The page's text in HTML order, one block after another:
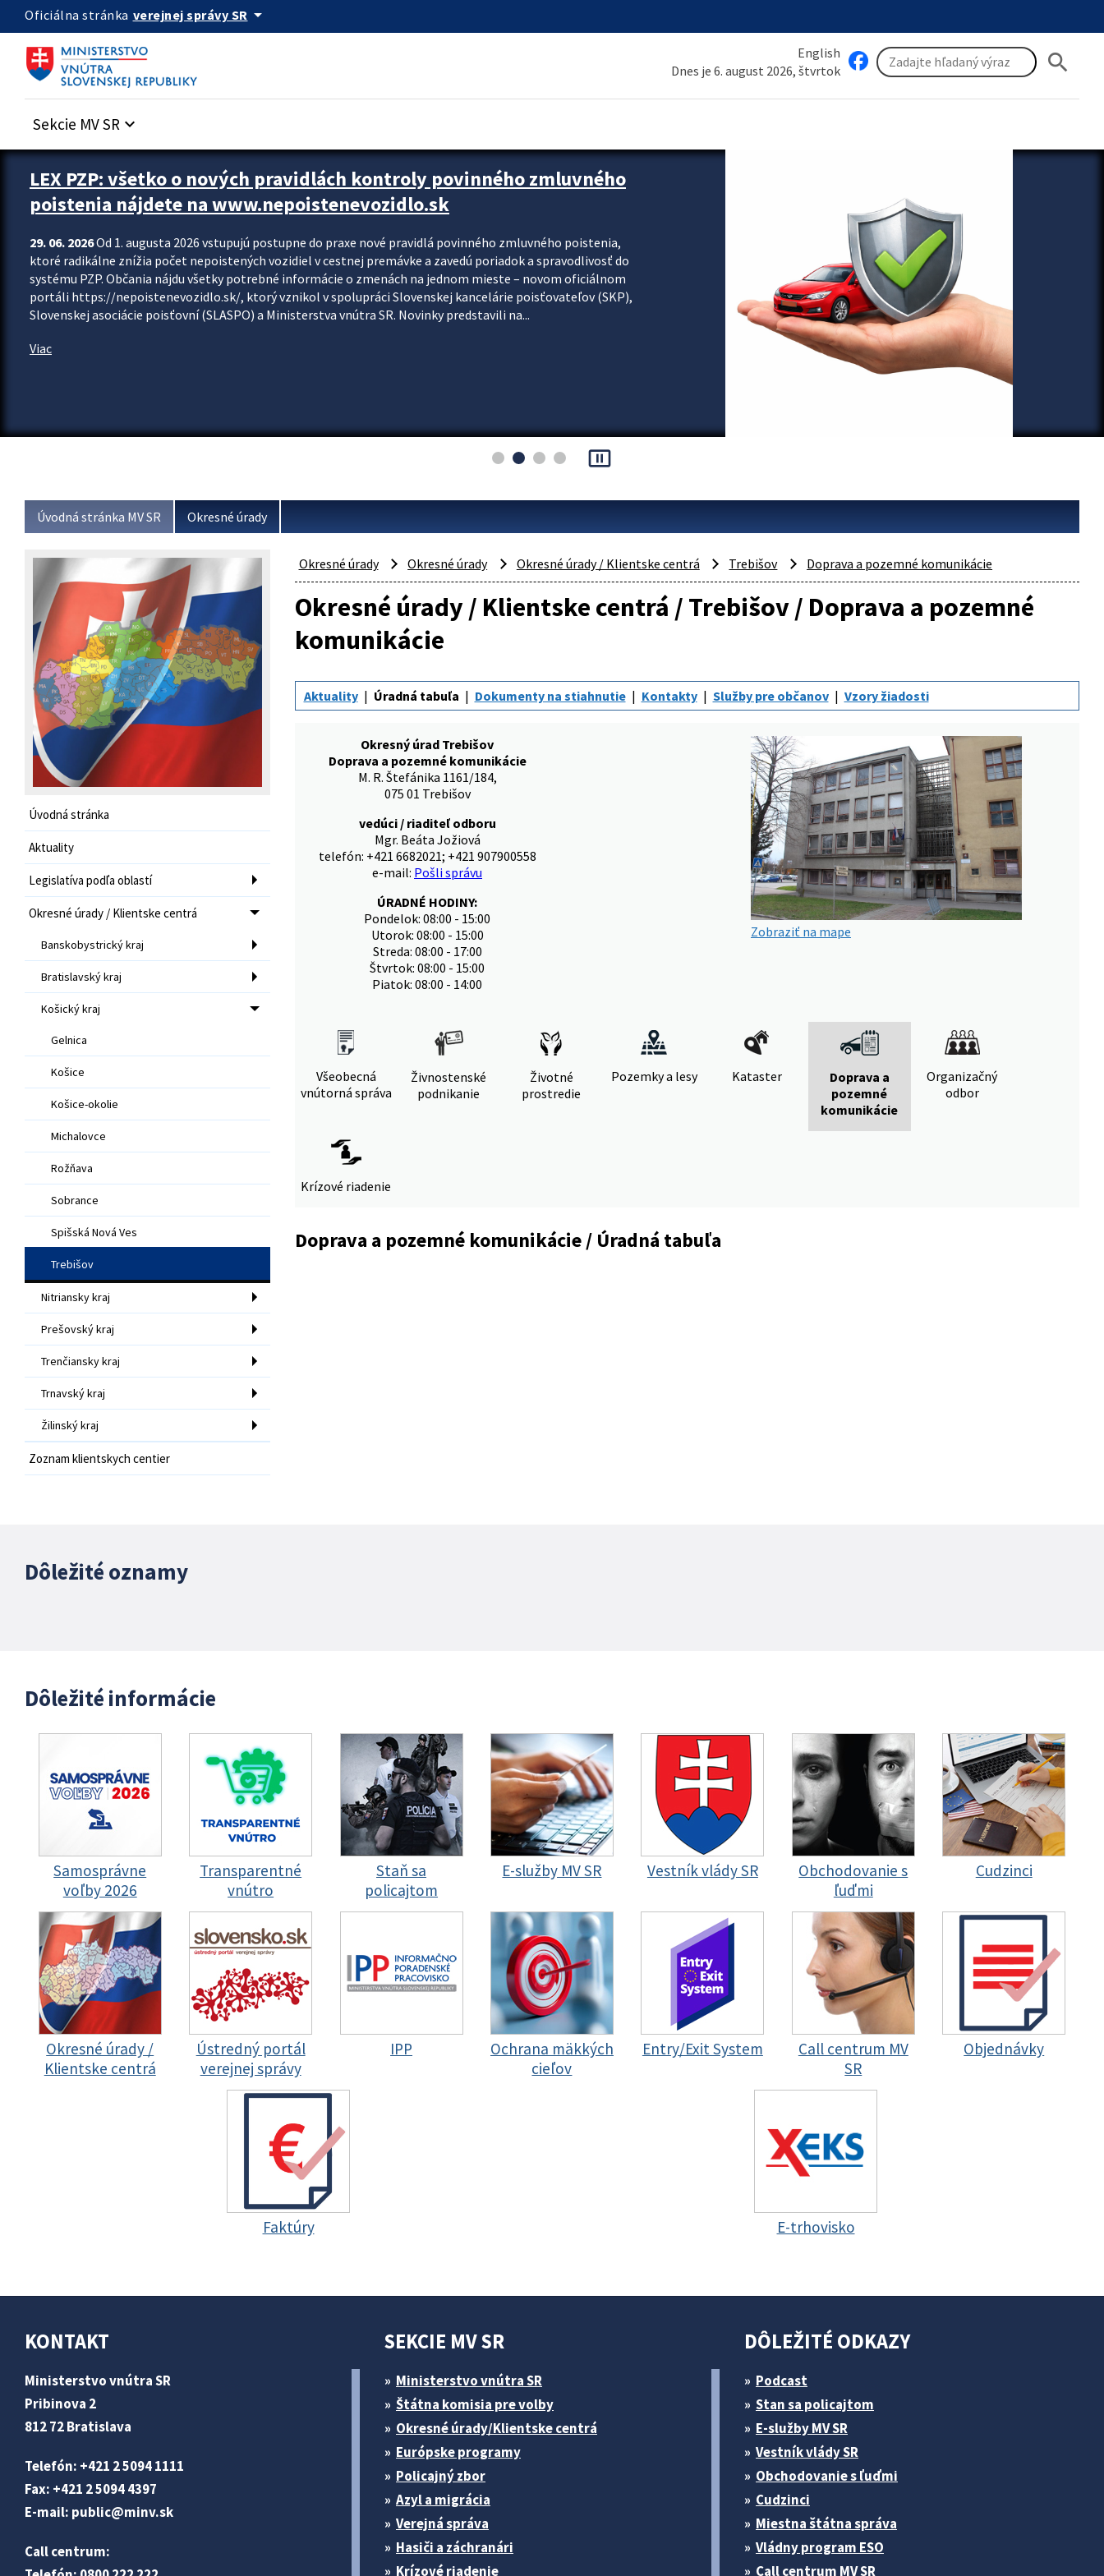
Preskocit na hlavný obsah
Oficiálna stránka verejnej správy SR arrow_drop_down
English
Dnes je 6. august 2026, štvrtok
search
Sekcie MV SR keyboard_arrow_down
Zastavit automatický posun upútavok
LEX PZP: všetko o nových pravidlách kontroly povinného zmluvného
poistenia nájdete na www.nepoistenevozidlo.sk
29. 06. 2026Od 1. augusta 2026 vstupujú postupne do praxe nové pravidlá povinného zmluvného poistenia,
ktoré radikálne znížia počet nepoistených vozidiel v cestnej premávke a zavedú poriadok a spravodlivosť do
systému PZP. Občania nájdu všetky potrebné informácie o zmenách na jednom mieste – novom oficiálnom
portáli https://nepoistenevozidlo.sk/, ktorý vznikol v spolupráci Slovenskej kancelárie poisťovateľov (SKP),
Slovenskej asociácie poisťovní (SLASPO) a Ministerstva vnútra SR. Novinky predstavili na...
Viac
pause_presentation
Úvodná stránka MV SR Okresné úrady
Úvodná stránka
Aktuality
Legislatíva podľa oblastí
Okresné úrady / Klientske centrá
Banskobystrický kraj
Bratislavský kraj
Košický kraj
Gelnica
Košice
Košice-okolie
Michalovce
Rožňava
Sobrance
Spišská Nová Ves
Trebišov
Nitriansky kraj
Prešovský kraj
Trenčiansky kraj
Trnavský kraj
Žilinský kraj
Zoznam klientskych centier
Okresné úrady Okresné úrady Okresné úrady / Klientske centrá Trebišov Doprava a pozemné komunikácie
Okresné úrady / Klientske centrá / Trebišov / Doprava a pozemné
komunikácie
Aktuality Úradná tabuľa Dokumenty na stiahnutie Kontakty Služby pre občanov Vzory žiadosti
Okresný úrad Trebišov
Doprava a pozemné komunikácie
M. R. Štefánika 1161/184,
075 01 Trebišov
vedúci / riaditeľ odboru
Mgr. Beáta Jožiová
telefón: +421 6682021; +421 907900558
e-mail: Pošli správu
ÚRADNÉ HODINY:
Pondelok: 08:00 - 15:00
Utorok: 08:00 - 15:00
Streda: 08:00 - 17:00
Štvrtok: 08:00 - 15:00
Piatok: 08:00 - 14:00
Zobraziť na mape
Všeobecná
vnútorná správa
Živnostenské
podnikanie
Životné
prostredie
Pozemky a lesy Kataster
Doprava a
pozemné
komunikácie
Organizačný
odbor
Krízové riadenie
Doprava a pozemné komunikácie / Úradná tabuľa
Dôležité oznamy
Dôležité informácie
Samosprávne
voľby 2026
Transparentné
vnútro
Staň sa
policajtom
E-služby MV SR Vestník vlády SR
Obchodovanie s
ľuďmi
Cudzinci
Okresné úrady /
Klientske centrá
Ústredný portál
verejnej správy
IPP
Ochrana mäkkých
cieľov
Entry/Exit System
Call centrum MV
SR
Objednávky
Faktúry E-trhovisko
KONTAKT
Ministerstvo vnútra SR
Pribinova 2
812 72 Bratislava
Telefón: +421 2 5094 1111
Fax: +421 2 5094 4397
E-mail: public@minv.sk
Call centrum:
SEKCIE MV SR
Ministerstvo vnútra SR
Štátna komisia pre volby
Okresné úrady/Klientske centrá
Európske programy
Policajný zbor
Azyl a migrácia
Verejná správa
Hasiči a záchranári
Krízové riadenie
DÔLEŽITÉ ODKAZY
Podcast
Stan sa policajtom
E-služby MV SR
Vestník vlády SR
Obchodovanie s ľuďmi
Cudzinci
Miestna štátna správa
Vládny program ESO
Call centrum MV SR